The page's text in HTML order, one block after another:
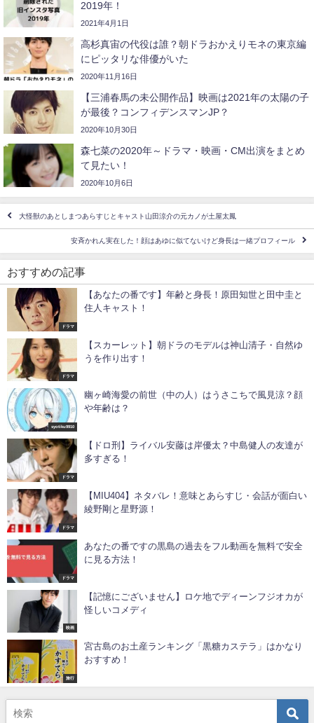
2019年！
2021年4月1日
高杉真宙の代役は誰？朝ドラおかえりモネの東京編
にピッタリな俳優がいた
2020年11月16日
【三浦春馬の未公開作品】映画は2021年の太陽の子
が最後？コンフィデンスマンJP？
2020年10月30日
森七菜の2020年～ドラマ・映画・CM出演をまとめ
て見たい！
2020年10月6日
大怪獣のあとしまつあらすじとキャスト山田涼介の元カノが土屋太鳳
安斉かれん実在した！顔はあゆに似てないけど身長は一緒プロフィール
おすすめの記事
ドラマ
【あなたの番です】年齢と身長！原田知世と田中圭と
住人キャスト！
ドラマ
【スカーレット】朝ドラのモデルは神山清子・自然ゆ
うを作り出す！
syotiku9910
幽ヶ崎海愛の前世（中の人）はうさこちで風見涼？顔
や年齢は？
ドラマ
【ドロ刑】ライバル安藤は岸優太？中島健人の友達が
多すぎる！
ドラマ
【MIU404】ネタバレ！意味とあらすじ・会話が面白い
綾野剛と星野源！
ドラマ
あなたの番ですの黒島の過去をフル動画を無料で安全
に見る方法！
映画
【記憶にございません】ロケ地でディーンフジオカが
怪しいコメディ
旅行
宮古島のお土産ランキング「黒糖カステラ」はかなり
おすすめ！